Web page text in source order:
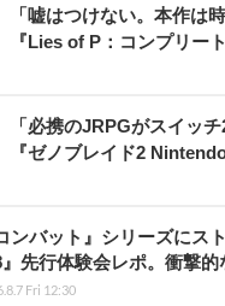
「嘘はつけない。本作は
『Lies of P：コンプリー
「必携のJRPGがスイッ
『ゼノブレイド2
ンバット』シリーズにス
先行体験会レポ。衝撃
Fri 12:30